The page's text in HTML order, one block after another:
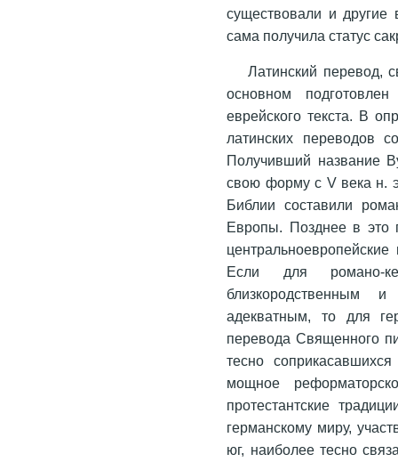
существовали и другие
сама получила статус
Латинский перевод,
основном
еврейского текста. В
латинских переводов
Получивший название
свою форму с V века н.
Библии составили
Европы. Позднее в это
Если для романо-
близкородственным
адекватным, то для
перевода Священного
тесно
мощное
протестантские
германскому миру,
юг, наиболее тесно